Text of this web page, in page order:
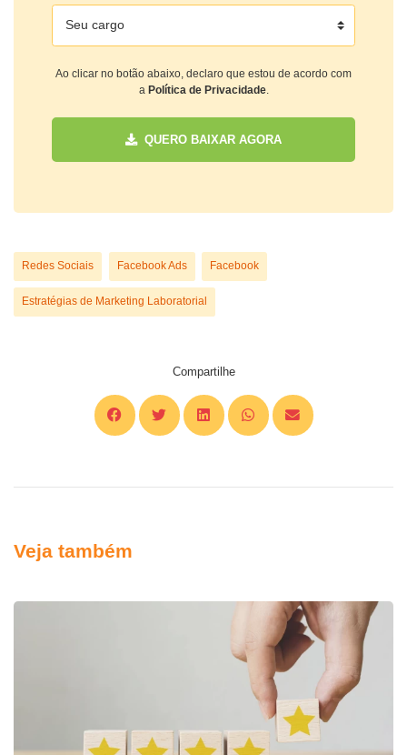
Ao clicar no botão abaixo, declaro que estou de acordo com
a Política de Privacidade.
QUERO BAIXAR AGORA
Redes Sociais Facebook Ads Facebook
Estratégias de Marketing Laboratorial
Compartilhe
Veja também